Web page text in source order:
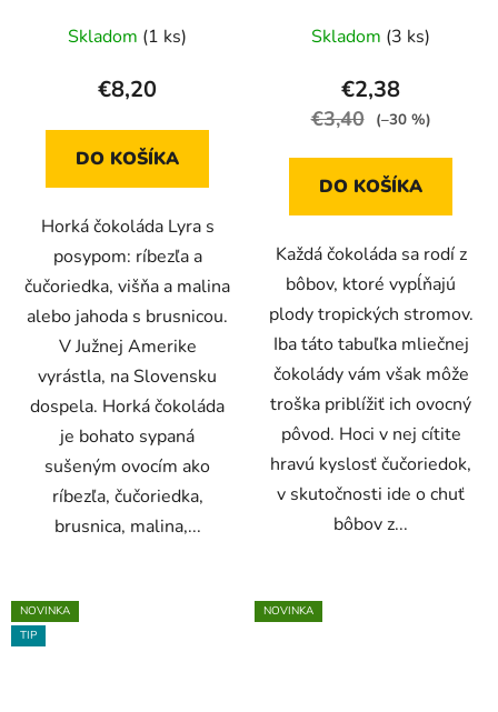
Skladom (1 ks)
€8,20
DO KOŠÍKA
Horká čokoláda Lyra s
posypom: ríbezľa a
čučoriedka, višňa a malina
alebo jahoda s brusnicou.
V Južnej Amerike
vyrástla, na Slovensku
dospela. Horká čokoláda
je bohato sypaná
sušeným ovocím ako
ríbezľa, čučoriedka,
brusnica, malina,...
Skladom (3 ks)
€2,38
€3,40 (–30 %)
DO KOŠÍKA
Každá čokoláda sa rodí z
bôbov, ktoré vypĺňajú
plody tropických stromov.
Iba táto tabuľka mliečnej
čokolády vám však môže
troška priblížiť ich ovocný
pôvod. Hoci v nej cítite
hravú kyslosť čučoriedok,
v skutočnosti ide o chuť
bôbov z...
NOVINKA
TIP
NOVINKA